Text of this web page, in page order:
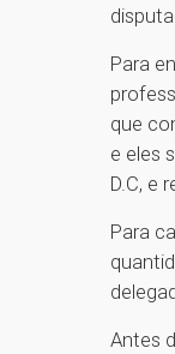
Para
que
e eles
D.C, e
Para
Antes